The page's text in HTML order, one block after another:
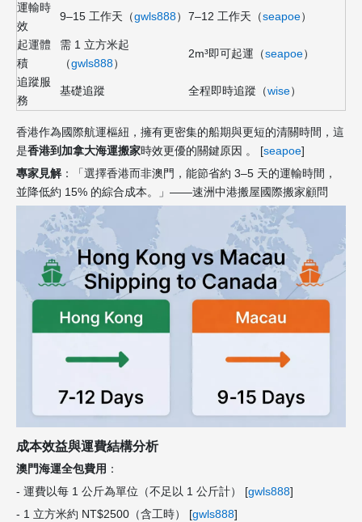
運輸時
效
9–15 工作天（gwls888） 7–12 工作天（seapoe）
起運體
積
需 1 立方米起
（gwls888）
2m³即可起運（seapoe）
追蹤服
務
基礎追蹤 全程即時追蹤（wise）
香港作為國際航運樞紐，擁有更密集的船期與更短的清關時間，這
是香港到加拿大海運搬家時效更優的關鍵原因 。 [seapoe]
專家見解：「選擇香港而非澳門，能節省約 3–5 天的運輸時間，
並降低約 15% 的綜合成本。」——速洲中港搬屋國際搬家顧問
成本效益與運費結構分析
澳門海運全包費用 ：
- 運費以每 1 公斤為單位（不足以 1 公斤計） [gwls888]
- 1 立方米約 NT$2500（含工時） [gwls888]